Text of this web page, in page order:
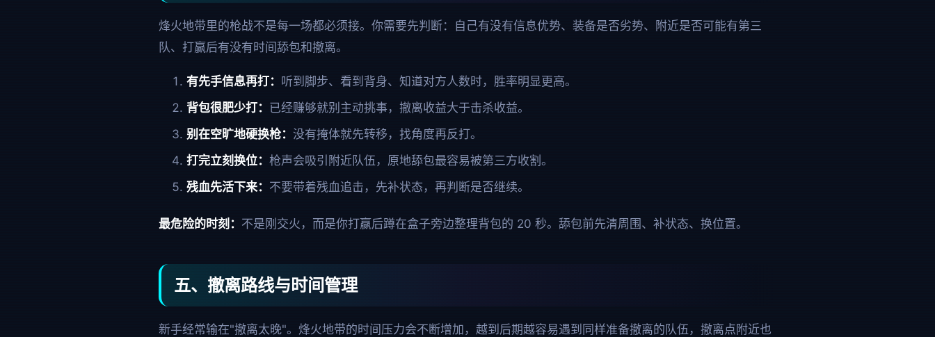
烽火地带里的枪战不是每一场都必须接。你需要先判断：自己有没有信息优势、装备是否劣势、附近是否可能有第三
队、打赢后有没有时间舔包和撤离。
有先手信息再打： 听到脚步、看到背身、知道对方人数时，胜率明显更高。
背包很肥少打： 已经赚够就别主动挑事，撤离收益大于击杀收益。
别在空旷地硬换枪： 没有掩体就先转移，找角度再反打。
打完立刻换位： 枪声会吸引附近队伍，原地舔包最容易被第三方收割。
残血先活下来： 不要带着残血追击，先补状态，再判断是否继续。
最危险的时刻： 不是刚交火，而是你打赢后蹲在盒子旁边整理背包的 20 秒。舔包前先清周围、补状态、换位置。
五、撤离路线与时间管理
新手经常输在"撤离太晚"。烽火地带的时间压力会不断增加，越到后期越容易遇到同样准备撤离的队伍，撤离点附近也